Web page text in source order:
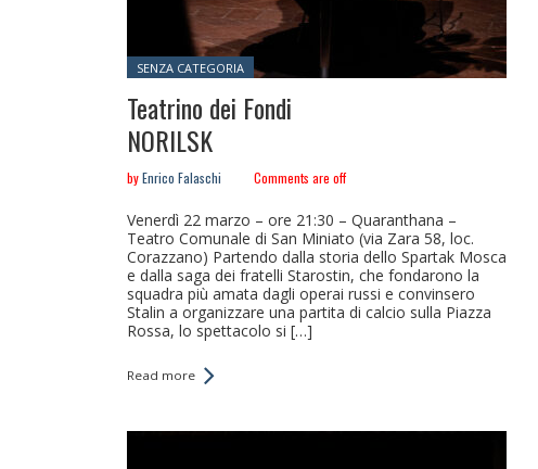
Posted in:
SENZA CATEGORIA
Teatrino dei Fondi
NORILSK
byEnrico Falaschi Comments are off
Venerdì 22 marzo – ore 21:30 – Quaranthana –
Teatro Comunale di San Miniato (via Zara 58, loc.
Corazzano) Partendo dalla storia dello Spartak Mosca
e dalla saga dei fratelli Starostin, che fondarono la
squadra più amata dagli operai russi e convinsero
Stalin a organizzare una partita di calcio sulla Piazza
Rossa, lo spettacolo si […]
Read more